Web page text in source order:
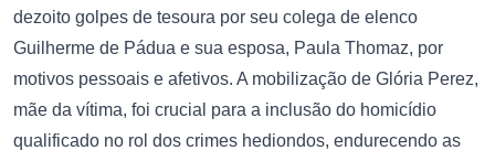
dezoito golpes de tesoura por seu colega de elenco
Guilherme de Pádua e sua esposa, Paula Thomaz, por
motivos pessoais e afetivos. A mobilização de Glória Perez,
mãe da vítima, foi crucial para a inclusão do homicídio
qualificado no rol dos crimes hediondos, endurecendo as